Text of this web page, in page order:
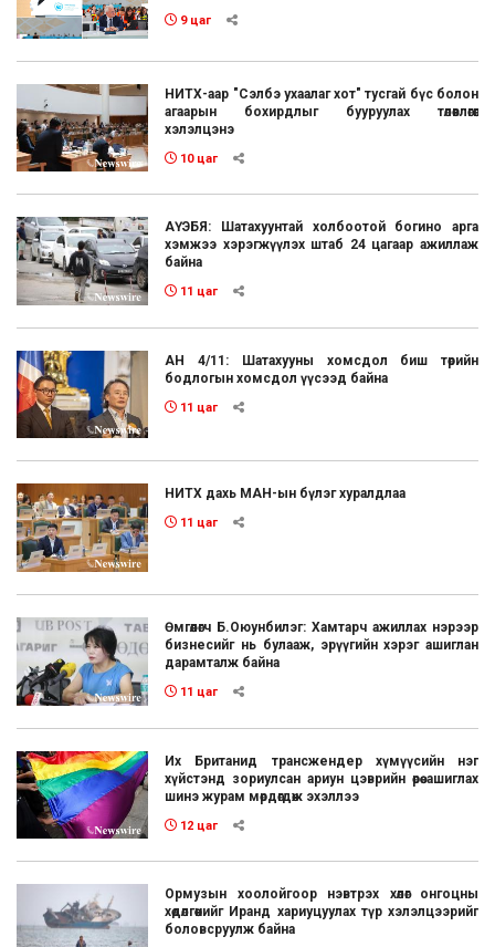
9 цаг
НИТХ-аар "Сэлбэ ухаалаг хот" тусгай бүс болон
агаарын бохирдлыг бууруулах төлөвлөгөөг
хэлэлцэнэ
10 цаг
АҮЭБЯ: Шатахуунтай холбоотой богино арга
хэмжээ хэрэгжүүлэх штаб 24 цагаар ажиллаж
байна
11 цаг
АН 4/11: Шатахууны хомсдол биш төрийн
бодлогын хомсдол үүсээд байна
11 цаг
НИТХ дахь МАН-ын бүлэг хуралдлаа
11 цаг
Өмгөөлөгч Б.Оюунбилэг: Хамтарч ажиллах нэрээр
бизнесийг нь булааж, эрүүгийн хэрэг ашиглан
дарамталж байна
11 цаг
Их Британид трансжендер хүмүүсийн нэг
хүйстэнд зориулсан ариун цэврийн өрөө ашиглах
шинэ журам мөрдөгдөж эхэллээ
12 цаг
Ормузын хоолойгоор нэвтрэх хөлөг онгоцны
хөдөлгөөнийг Иранд хариуцуулах түр хэлэлцээрийг
боловсруулж байна